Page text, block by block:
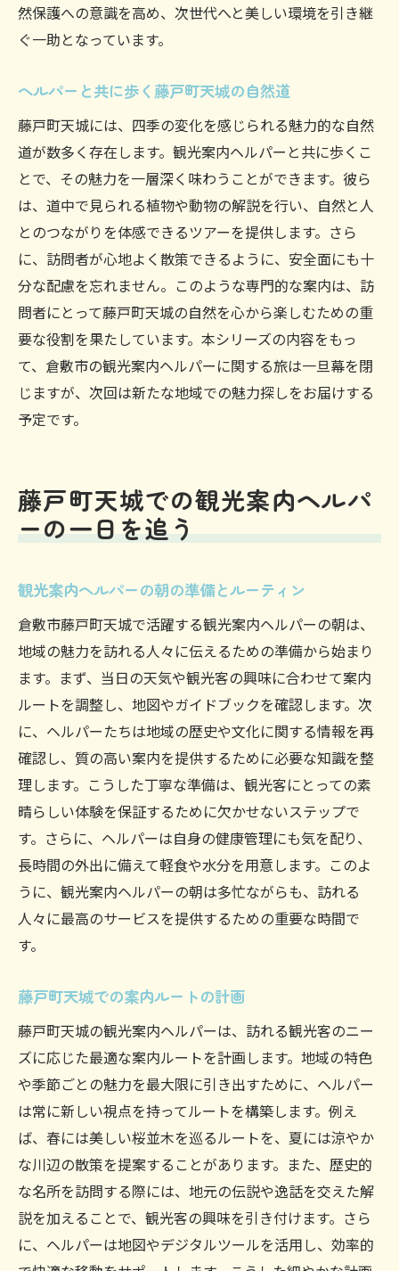
然保護への意識を高め、次世代へと美しい環境を引き継
ぐ一助となっています。
ヘルパーと共に歩く藤戸町天城の自然道
藤戸町天城には、四季の変化を感じられる魅力的な自然
道が数多く存在します。観光案内ヘルパーと共に歩くこ
とで、その魅力を一層深く味わうことができます。彼ら
は、道中で見られる植物や動物の解説を行い、自然と人
とのつながりを体感できるツアーを提供します。さら
に、訪問者が心地よく散策できるように、安全面にも十
分な配慮を忘れません。このような専門的な案内は、訪
問者にとって藤戸町天城の自然を心から楽しむための重
要な役割を果たしています。本シリーズの内容をもっ
て、倉敷市の観光案内ヘルパーに関する旅は一旦幕を閉
じますが、次回は新たな地域での魅力探しをお届けする
予定です。
藤戸町天城での観光案内ヘルパ
ーの一日を追う
観光案内ヘルパーの朝の準備とルーティン
倉敷市藤戸町天城で活躍する観光案内ヘルパーの朝は、
地域の魅力を訪れる人々に伝えるための準備から始まり
ます。まず、当日の天気や観光客の興味に合わせて案内
ルートを調整し、地図やガイドブックを確認します。次
に、ヘルパーたちは地域の歴史や文化に関する情報を再
確認し、質の高い案内を提供するために必要な知識を整
理します。こうした丁寧な準備は、観光客にとっての素
晴らしい体験を保証するために欠かせないステップで
す。さらに、ヘルパーは自身の健康管理にも気を配り、
長時間の外出に備えて軽食や水分を用意します。このよ
うに、観光案内ヘルパーの朝は多忙ながらも、訪れる
人々に最高のサービスを提供するための重要な時間で
す。
藤戸町天城での案内ルートの計画
藤戸町天城の観光案内ヘルパーは、訪れる観光客のニー
ズに応じた最適な案内ルートを計画します。地域の特色
や季節ごとの魅力を最大限に引き出すために、ヘルパー
は常に新しい視点を持ってルートを構築します。例え
ば、春には美しい桜並木を巡るルートを、夏には涼やか
な川辺の散策を提案することがあります。また、歴史的
な名所を訪問する際には、地元の伝説や逸話を交えた解
説を加えることで、観光客の興味を引き付けます。さら
に、ヘルパーは地図やデジタルツールを活用し、効率的